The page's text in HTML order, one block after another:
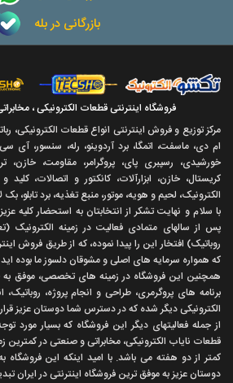
بازرگانی در بله
فروشگاه اینترنتی قطعات الکترونیکی ،
مرکز توزیع و فروش اینترنتی انواع قطعات الکترونیکی،
ام دی، ماسفت، اتمگا، برد آردوینو، رله، سنسور، آی
خورشیدی، رسپبری پای، پروگرامر، مقاومت، خازن،
کریستال، خازن، ابزارآلات، کانکتور و اتصالات،
الکترونیک، لحیم و هویه، موتور، منبع تغذیه، برد
با سلام و نهايت تشکر از انتخابتان به استحضار کليه
پس از سالهای متمادی فعاليت در زمينه الکترونيک
روباتيک) افتخار اين را پيدا نموده، که از طريق فروش
که همواره سرمايه های اصلی و مشوقان دلسوز ما بوده
همچنين اين فروشگاه در زمينه های تخصصی، موفق به
برنامه های پروگرمری، طراحی و انجام پروژه،
الکترونيکی ديگر شده که در دسترس شما دوستان عزيز
از جمله فعاليتهای ديگر اين فروشگاه که بسيار مورد
قطعات ناياب الکترونيکی، مخابراتی و صنعتی در
کمتر از دو هفته می باشد. با اميد اينکه اين
دوستان عزيز به موفق ترين فروشگاه اینترنتی در ایران